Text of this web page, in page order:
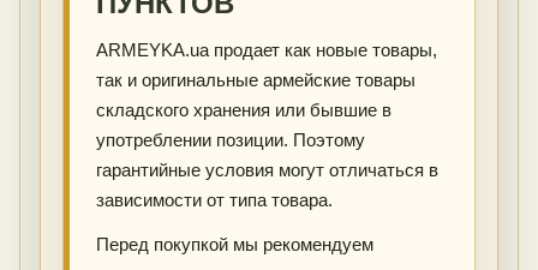
ARMEYKA.ua продает как новые товары,
так и оригинальные армейские товары
складского хранения или бывшие в
употреблении позиции. Поэтому
гарантийные условия могут отличаться в
зависимости от типа товара.
Перед покупкой мы рекомендуем